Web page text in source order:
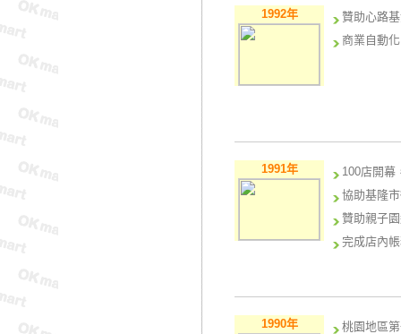
1992年
贊助心路
商業自動
1991年
100店開幕
協助基隆
贊助親子
完成店內
1990年
桃園地區